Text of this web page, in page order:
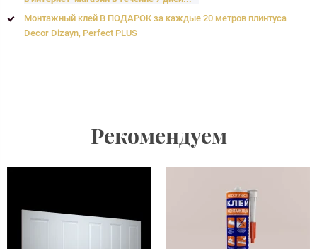
Монтажный клей В ПОДАРОК за каждые 20 метров плинтуса
Decor Dizayn, Perfect PLUS
Рекомендуем